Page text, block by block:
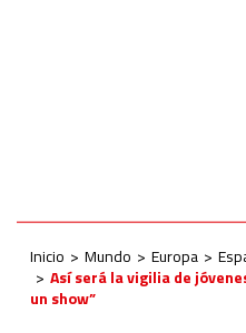
Inicio Mundo Europa
Así será la vigilia de
un show”